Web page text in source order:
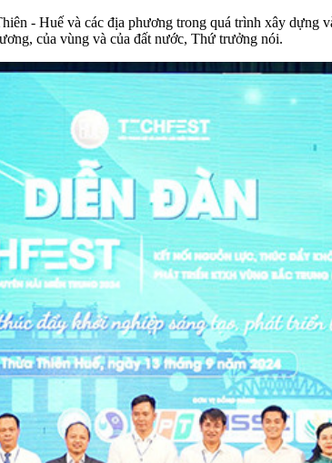
- Huế và các địa phương trong quá trình xây dựng
của vùng và của đất nước, Thứ trưởng nói.